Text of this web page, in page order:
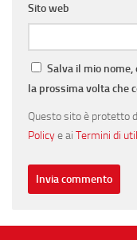
Sito web
Salva il mio
la prossima volta che
Questo sito è protetto
Policye ai Termini di